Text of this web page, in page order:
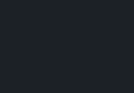
เศษและเปลี่ยนแปลงชีวิต
Blue Beetle
คุมพลังใหม่ของเขา เขา
ผู้บริหารโลภจาก Kord